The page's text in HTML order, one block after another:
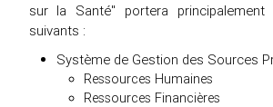
sur la Santé" portera
suivants :
Système de Gestion des Sources
Ressources Humaines
Ressources Financières